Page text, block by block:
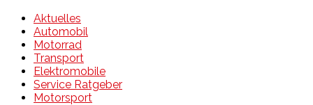
Aktuelles
Automobil
Motorrad
Transport
Elektromobile
Service Ratgeber
Motorsport